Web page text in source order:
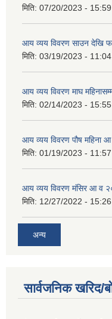
मिति: 07/20/2023 - 15:59
आय व्यय विवरण साउन देखि
मिति: 03/19/2023 - 11:04
आय व्यय विवरण माघ
मिति: 02/14/2023 - 15:55
आय व्यय विवरण पौष महिना
मिति: 01/19/2023 - 11:57
आय व्यय विवरण मंसिर आ व
मिति: 12/27/2022 - 15:26
अन्य
सार्वजनिक खरिद/